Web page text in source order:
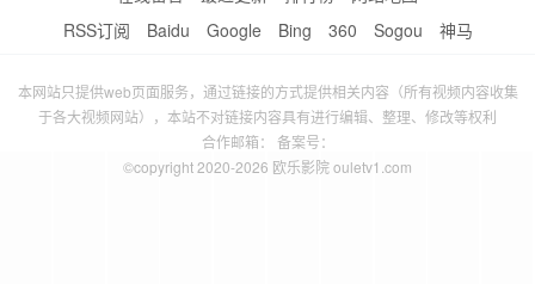
RSS订阅
Baidu Google Bing 360 Sogou 神马
本网站只提供web页面服务，通过链接的方式提供相关内容（所有视频内容收集
于各大视频网站），本站不对链接内容具有进行编辑、整理、修改等权利
合作邮箱： 备案号：
©copyright 2020-2026 欧乐影院 ouletv1.com